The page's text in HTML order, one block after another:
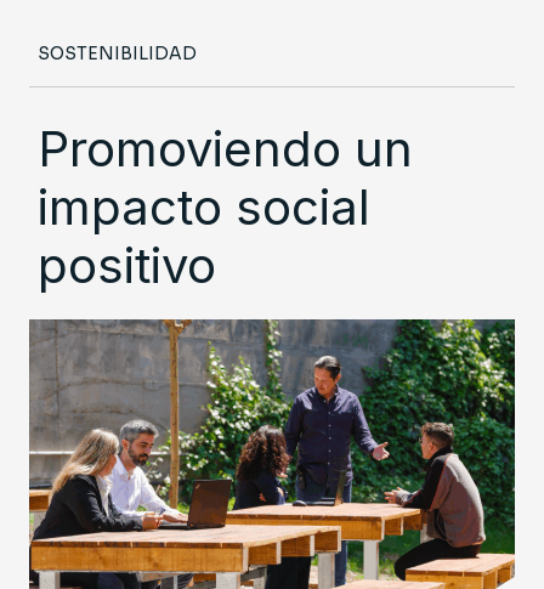
SOSTENIBILIDAD
Promoviendo un
impacto social
positivo